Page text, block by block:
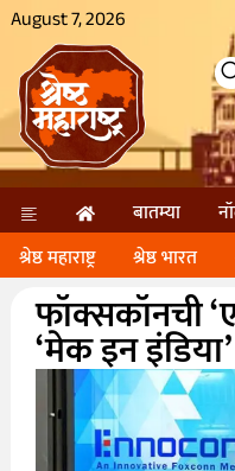
August 7, 2026
बातम्या
श्रेष्ठ महाराष्ट्र
श्रेष्ठ भारत
फॉक्सकॉनची
‘मेक इन